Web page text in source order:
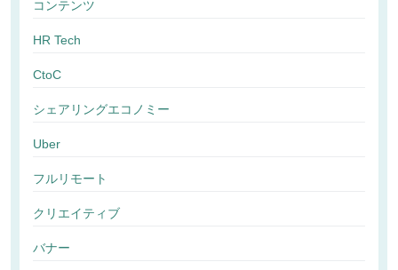
コンテンツ
HR Tech
CtoC
シェアリングエコノミー
Uber
フルリモート
クリエイティブ
バナー